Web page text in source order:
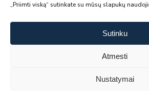
„Priimti viską“ sutinkate su mūsų slapukų
Sutinku
Atmesti
Nustatymai